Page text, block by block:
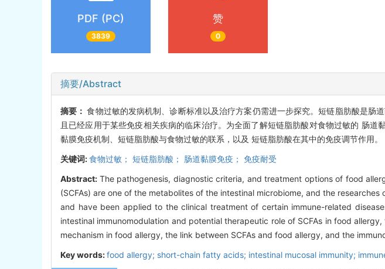
PDF (PC)
3839
赞
0
摘要/Abstract
摘要：食物过敏的发病机制、诊断标准以及治疗方案仍需进一步探究。短链脂肪酸是肠
且已经应用于某些免疫相关疾病的临床治疗。为全面了解短链脂肪酸对食物过敏的 肠
黏膜免疫机制、短链脂肪酸与食物过敏的联系，以及 短链脂肪酸在其中的免疫调节作用。
关键词:食物过敏； 短链脂肪酸； 肠道黏膜免疫； 免疫耐受
Abstract: The pathogenesis, diagnostic criteria, and treatment options of food
(SCFAs) are one of the metabolites of the intestinal microbiome, and the
and have been applied to the clinical treatment of certain immune-related
intestinal immunomodulation and potential therapeutic role of SCFAs in food
mechanism in food allergy, the link between SCFAs and food allergy, and the
Key words:food allergy; short-chain fatty acids; intestinal mucosal immunity;